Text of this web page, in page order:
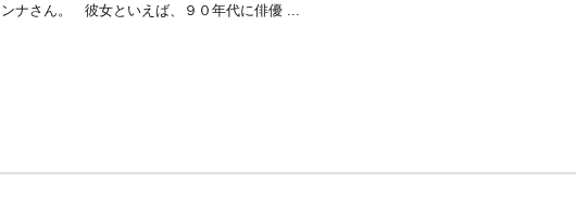
ンナさん。 彼女といえば、９０年代に俳優 ...